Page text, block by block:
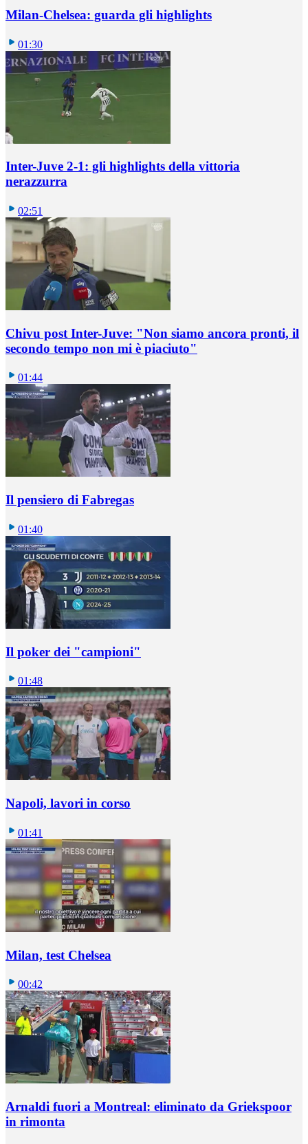
Milan-Chelsea: guarda gli highlights
01:30
Inter-Juve 2-1: gli highlights della vittoria
nerazzurra
02:51
Chivu post Inter-Juve: "Non siamo ancora pronti, il
secondo tempo non mi è piaciuto"
01:44
Il pensiero di Fabregas
01:40
Il poker dei "campioni"
01:48
Napoli, lavori in corso
01:41
Milan, test Chelsea
00:42
Arnaldi fuori a Montreal: eliminato da Griekspoor
in rimonta